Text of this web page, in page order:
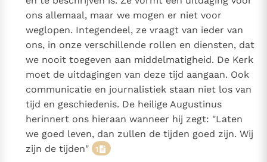
ons allemaal, maar we mogen er niet voor
weglopen. Integendeel, ze vraagt van ieder van
ons, in onze verschillende rollen en diensten, dat
we nooit toegeven aan middelmatigheid. De Kerk
moet de uitdagingen van deze tijd aangaan. Ook
communicatie en journalistiek staan niet los van
tijd en geschiedenis. De heilige Augustinus
herinnert ons hieraan wanneer hij zegt: "Laten
we goed leven, dan zullen de tijden goed zijn. Wij
zijn de tijden"
1